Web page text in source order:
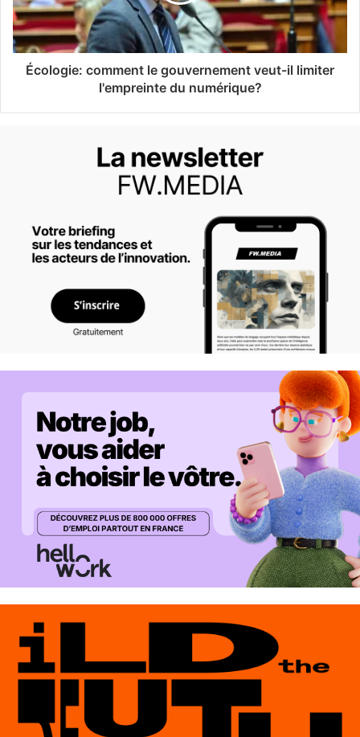
Écologie: comment le gouvernement veut-il limiter
l'empreinte du numérique?